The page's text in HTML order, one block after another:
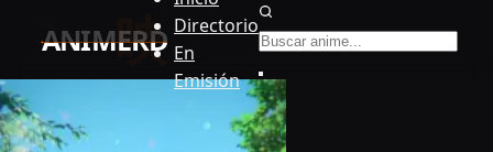
Directorio
En
Emisión
Buscar anime